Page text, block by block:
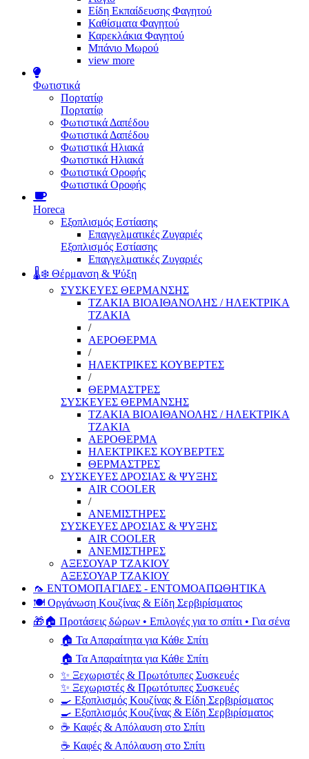
Είδη Εκπαίδευσης Φαγητού
Καθίσματα Φαγητού
Καρεκλάκια Φαγητού
Μπάνιο Μωρού
view more
Φωτιστικά
Πορτατίφ
Πορτατίφ
Φωτιστικά Δαπέδου
Φωτιστικά Δαπέδου
Φωτιστικά Ηλιακά
Φωτιστικά Ηλιακά
Φωτιστικά Οροφής
Φωτιστικά Οροφής
Horeca
Εξοπλισμός Εστίασης
Επαγγελματικές Ζυγαριές
Εξοπλισμός Εστίασης
Επαγγελματικές Ζυγαριές
🌡️❄️ Θέρμανση & Ψύξη
ΣΥΣΚΕΥΕΣ ΘΕΡΜΑΝΣΗΣ
ΤΖΑΚΙΑ ΒΙΟΑΙΘΑΝΟΛΗΣ / ΗΛΕΚΤΡΙΚΑ
ΤΖΑΚΙΑ
/
ΑΕΡΟΘΕΡΜΑ
/
ΗΛΕΚΤΡΙΚΕΣ ΚΟΥΒΕΡΤΕΣ
/
ΘΕΡΜΑΣΤΡΕΣ
ΣΥΣΚΕΥΕΣ ΘΕΡΜΑΝΣΗΣ
ΤΖΑΚΙΑ ΒΙΟΑΙΘΑΝΟΛΗΣ / ΗΛΕΚΤΡΙΚΑ
ΤΖΑΚΙΑ
ΑΕΡΟΘΕΡΜΑ
ΗΛΕΚΤΡΙΚΕΣ ΚΟΥΒΕΡΤΕΣ
ΘΕΡΜΑΣΤΡΕΣ
ΣΥΣΚΕΥΕΣ ΔΡΟΣΙΑΣ & ΨΥΞΗΣ
AIR COOLER
/
ΑΝΕΜΙΣΤΗΡΕΣ
ΣΥΣΚΕΥΕΣ ΔΡΟΣΙΑΣ & ΨΥΞΗΣ
AIR COOLER
ΑΝΕΜΙΣΤΗΡΕΣ
ΑΞΕΣΟΥΑΡ ΤΖΑΚΙΟΥ
ΑΞΕΣΟΥΑΡ ΤΖΑΚΙΟΥ
🦟 ΕΝΤΟΜΟΠΑΓΙΔΕΣ - ΕΝΤΟΜΟΑΠΩΘΗΤΙΚΑ
🍽️ Οργάνωση Κουζίνας & Είδη Σερβιρίσματος
🎁🏠 Προτάσεις δώρων • Επιλογές για το σπίτι • Για σένα
🏠 Τα Απαραίτητα για Κάθε Σπίτι
🏠 Τα Απαραίτητα για Κάθε Σπίτι
✨ Ξεχωριστές & Πρωτότυπες Συσκευές
✨ Ξεχωριστές & Πρωτότυπες Συσκευές
🍳 Εξοπλισμός Κουζίνας & Είδη Σερβιρίσματος
🍳 Εξοπλισμός Κουζίνας & Είδη Σερβιρίσματος
☕ Καφές & Απόλαυση στο Σπίτι
☕ Καφές & Απόλαυση στο Σπίτι